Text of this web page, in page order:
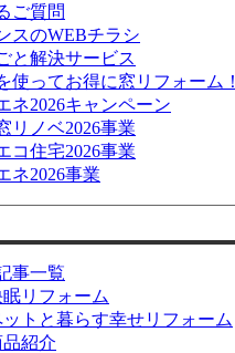
ご質問
スのWEBチラシ
と解決サービス
使ってお得に窓リフォーム！
ネ2026キャンペーン
リノベ2026事業
コ住宅2026事業
ネ2026事業
事一覧
リフォーム
ットと暮らす幸せリフォーム
紹介